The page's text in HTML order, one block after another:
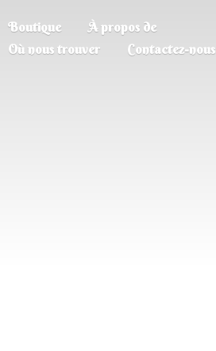
Boutique
À propos de
Où nous trouver
Contactez-nous